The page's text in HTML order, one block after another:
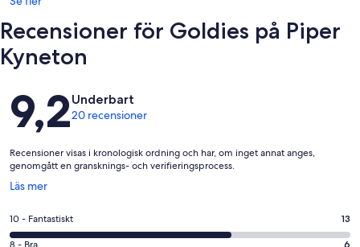
* Gå längs floden Campaspe.
* Promenera genom den botaniska trädgården.
* Besök museet och gallerierna.
* FÖR TJÄNSTERNA VECKA AWAY: fantastiska butiker, restauranger,
kaféer, spa, massage och andra behandlingssalonger finns i
Kyneton.
* Delta i speciella evenemang, inklusive påskliljas festival, blomshow,
lantbruks show, Lost Trade Show, Kyneton cup och många andra.
* Sikt att se i omgivande distrikt, inklusive Daylesford, Castlemine,
Nyckelfunktioner
Recensioner för Goldies på Piper
Kyneton
Recensioner
9,2Underbart
20 recensioner
Recensioner visas i kronologisk ordning och har, om inget annat anges,
genomgått en gransknings- och verifieringsprocess.
Läs mer
Öppnas
ett
nytt
fönster
10
-
10 - Fantastiskt 13
6